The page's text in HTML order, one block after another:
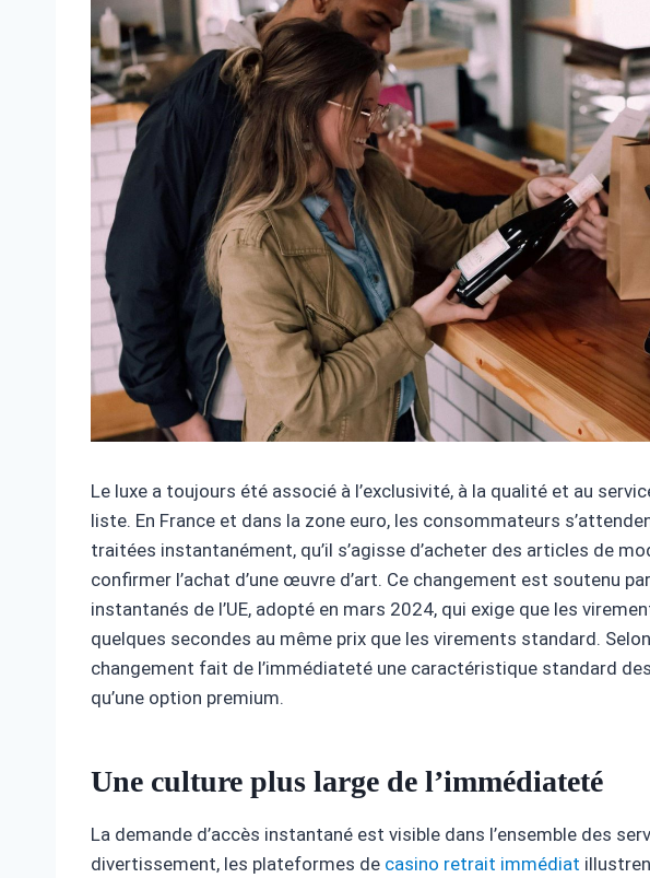
Le luxe a toujours été associé à l’exclusivité, à la qualité et au
liste. En France et dans la zone euro, les consommateurs
traitées instantanément, qu’il s’agisse d’acheter des articles de
confirmer l’achat d’une œuvre d’art. Ce changement est soutenu
instantanés de l’UE, adopté en mars 2024, qui exige que les
quelques secondes au même prix que les virements standard.
changement fait de l’immédiateté une caractéristique standard
qu’une option premium.
Une culture plus large de l’immédiateté
La demande d’accès instantané est visible dans l’ensemble des
divertissement, les plateformes de casino retrait immédiat